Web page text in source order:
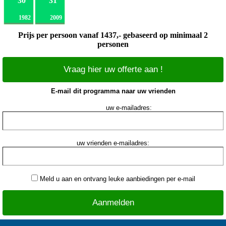
1982 2009
Prijs per persoon vanaf 1437,- gebaseerd op minimaal 2
personen
Vraag hier uw offerte aan !
E-mail dit programma naar uw vrienden
uw e-mailadres:
uw vrienden e-mailadres:
Meld u aan en ontvang leuke aanbiedingen per e-mail